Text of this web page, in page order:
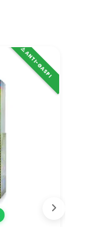
⚠️ ANTI-GASPI